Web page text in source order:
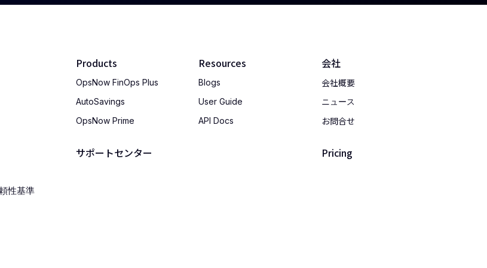
Products
OpsNow FinOps Plus
AutoSavings
OpsNow Prime
サポートセンター
Resources
Blogs
User Guide
API Docs
会社
会社概要
ニュース
お問合せ
Pricing